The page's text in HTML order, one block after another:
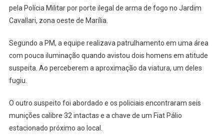
pela Polícia Militar por porte ilegal de arma de fogo no Jardim
Cavallari, zona oeste de Marília.
Segundo a PM, a equipe realizava patrulhamento em uma área
com pouca iluminação quando avistou dois homens em atitude
suspeita. Ao perceberem a aproximação da viatura, um deles
fugiu.
O outro suspeito foi abordado e os policiais encontraram seis
munições calibre 32 intactas e a chave de um Fiat Pálio
estacionado próximo ao local.